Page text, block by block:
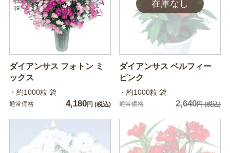
ダイアンサス フォトン ミ
ックス
・約1000粒 袋
通常価格 4,180円 (税込)
ダイアンサス ベルフィー
ピンク
・約1000粒 袋
通常価格 2,640円(税込)